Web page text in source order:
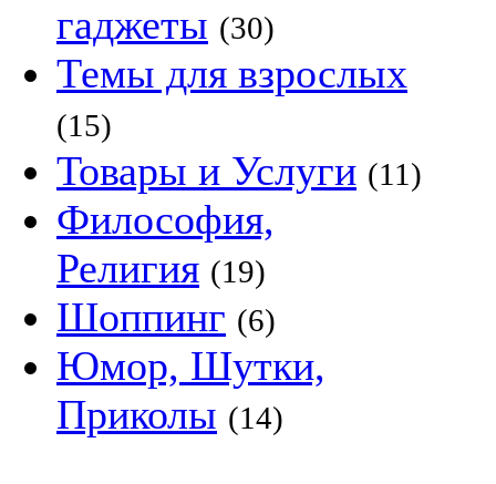
гаджеты (30)
Темы для взрослых
(15)
Товары и Услуги (11)
Философия,
Религия (19)
Шоппинг (6)
Юмор, Шутки,
Приколы (14)